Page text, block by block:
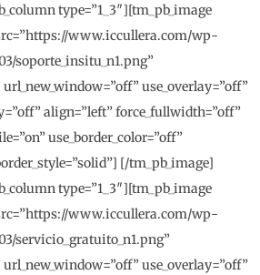
type=”1_3″][tm_pb_image
www.iccullera.com/wp-
soporte_insitu_n1.png”
use_overlay=”off”
align=”left” force_fullwidth=”off”
use_border_color=”off”
[/tm_pb_image]
type=”1_3″][tm_pb_image
www.iccullera.com/wp-
servicio_gratuito_n1.png”
use_overlay=”off”